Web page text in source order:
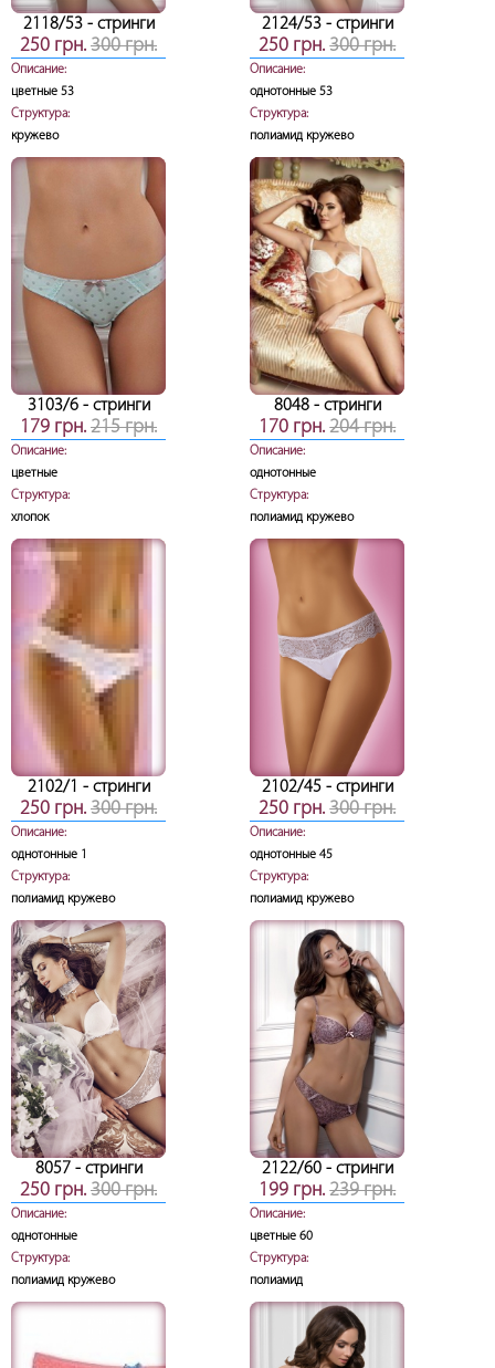
2118/53- стринги
250 грн. 300 грн.
Описание:
цветные 53
Структура:
кружево
2124/53- стринги
250 грн.300 грн.
Описание:
однотонные 53
Структура:
полиамид кружево
3103/6- стринги
179 грн. 215 грн.
Описание:
цветные
Структура:
хлопок
8048- стринги
170 грн.204 грн.
Описание:
однотонные
Структура:
полиамид кружево
2102/1 - стринги
250 грн. 300 грн.
Описание:
однотонные 1
Структура:
полиамид кружево
2102/45- стринги
250 грн.300 грн.
Описание:
однотонные 45
Структура:
полиамид кружево
8057- стринги
250 грн. 300 грн.
Описание:
однотонные
Структура:
полиамид кружево
2122/60- стринги
199 грн.239 грн.
Описание:
цветные 60
Структура:
полиамид